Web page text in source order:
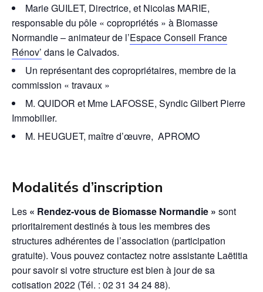
Marie GUILET, Directrice, et Nicolas MARIE,
responsable du pôle « copropriétés » à Biomasse
Normandie – animateur de l’Espace Conseil France
Rénov’ dans le Calvados.
Un représentant des copropriétaires, membre de la
commission « travaux »
M. QUIDOR et Mme LAFOSSE, Syndic Gilbert Pierre
Immobilier.
M. HEUGUET, maître d’œuvre, APROMO
Modalités d’inscription
Les « Rendez-vous de Biomasse Normandie » sont
prioritairement destinés à tous les membres des
structures adhérentes de l’association (participation
gratuite). Vous pouvez contactez notre assistante Laëtitia
pour savoir si votre structure est bien à jour de sa
cotisation 2022 (Tél. : 02 31 34 24 88).